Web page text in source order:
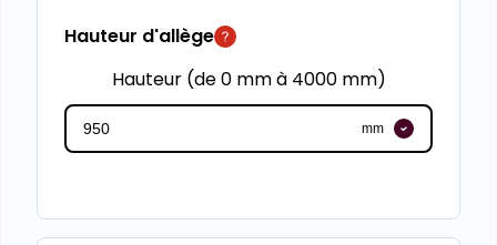
Hauteur d'allège
Hauteur (de 0 mm à 4000 mm)
mm